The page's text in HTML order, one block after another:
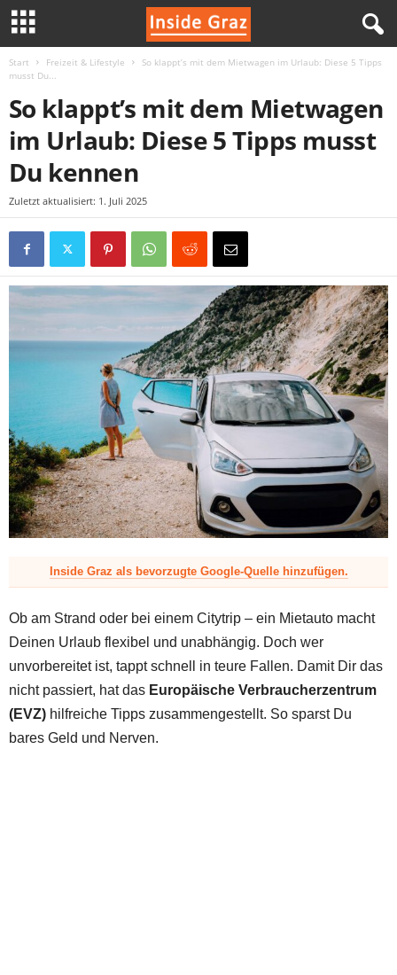
Start Freizeit & Lifestyle
So klappt’s mit dem Mietwagen im Urlaub: Diese 5 Tipps
musst Du...
So klappt’s mit dem Mietwagen
im Urlaub: Diese 5 Tipps musst
Du kennen
Zuletzt aktualisiert: 1. Juli 2025
Inside Graz als bevorzugte Google-Quelle hinzufügen.
Ob am Strand oder bei einem Citytrip – ein Mietauto macht
Deinen Urlaub flexibel und unabhängig. Doch wer
unvorbereitet ist, tappt schnell in teure Fallen. Damit Dir das
nicht passiert, hat das Europäische Verbraucherzentrum
(EVZ) hilfreiche Tipps zusammengestellt. So sparst Du
bares Geld und Nerven.